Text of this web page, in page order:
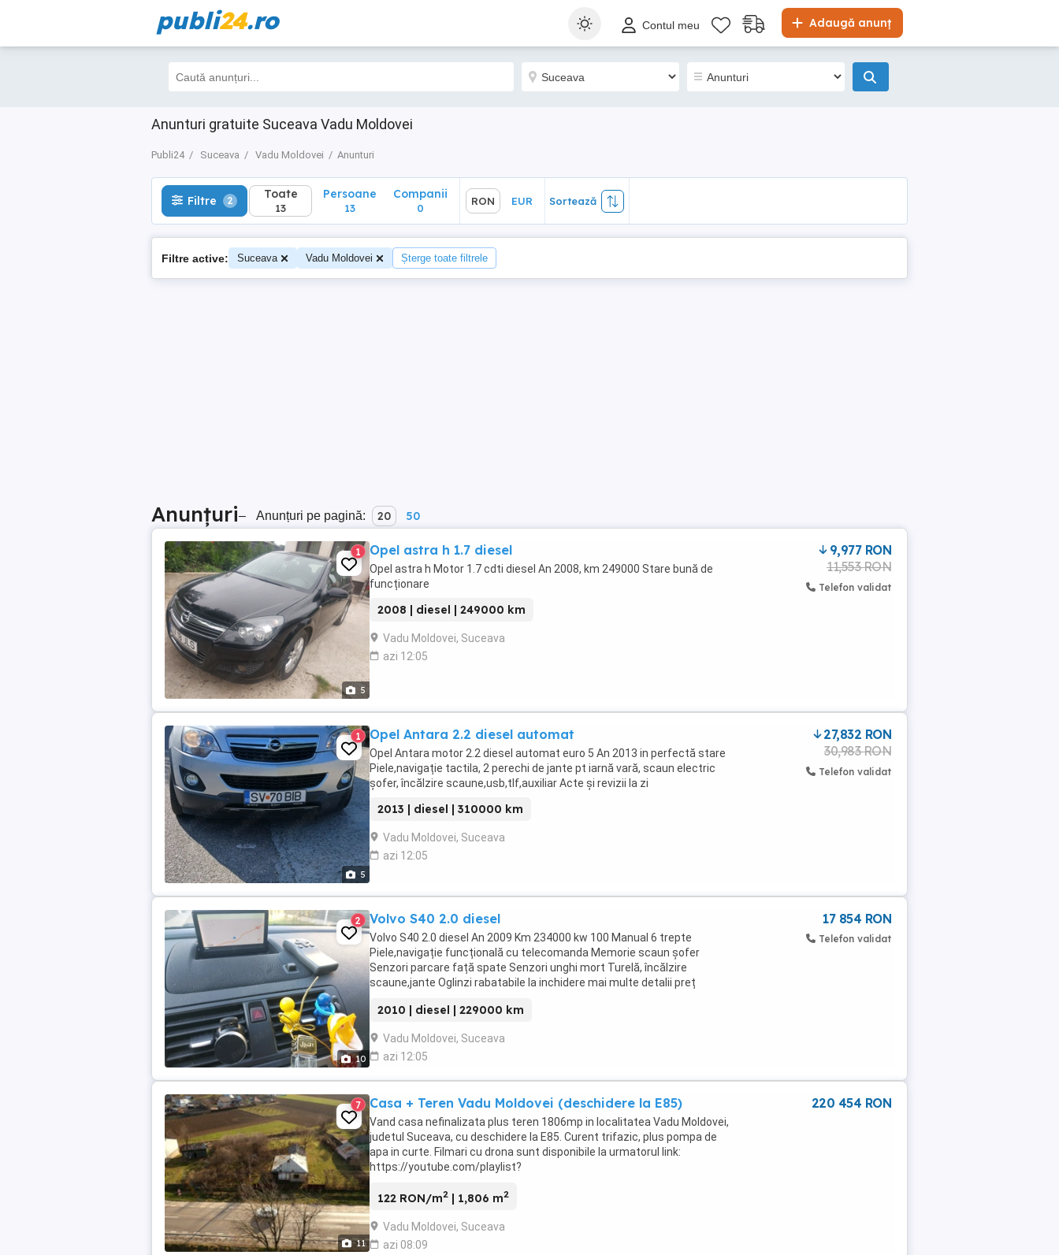
publi24.ro Adaugă anunț
Contul meu
Anunturi gratuite Suceava Vadu Moldovei
Publi24 Suceava Vadu Moldovei Anunturi
Filtre 2 Toate
13
Sortează
Filtre 2 Toate
13
Persoane
13
Companii
0
RON EUR Sortează
Filtre active: Suceava Vadu Moldovei Șterge toate filtrele
Anunțuri– Anunțuri pe pagină: 20 50
5
1 Opel astra h 1.7 diesel
Opel astra h Motor 1.7 cdti diesel An 2008, km 249000 Stare bună de
funcționare
2008 | diesel | 249000 km
Vadu Moldovei, Suceava
azi 12:05
9,977 RON
11,553 RON
Telefon validat
5
1 Opel Antara 2.2 diesel automat
Opel Antara motor 2.2 diesel automat euro 5 An 2013 in perfectă stare
Piele,navigație tactila, 2 perechi de jante pt iarnă vară, scaun electric
șofer, încălzire scaune,usb,tlf,auxiliar Acte și revizii la zi
2013 | diesel | 310000 km
Vadu Moldovei, Suceava
azi 12:05
27,832 RON
30,983 RON
Telefon validat
10
2 Volvo S40 2.0 diesel
Volvo S40 2.0 diesel An 2009 Km 234000 kw 100 Manual 6 trepte
Piele,navigație funcțională cu telecomanda Memorie scaun șofer
Senzori parcare față spate Senzori unghi mort Turelă, încălzire
scaune,jante Oglinzi rabatabile la inchidere mai multe detalii preț
2010 | diesel | 229000 km
Vadu Moldovei, Suceava
azi 12:05
17 854 RON
Telefon validat
11
7 Casa + Teren Vadu Moldovei (deschidere la E85)
Vand casa nefinalizata plus teren 1806mp in localitatea Vadu Moldovei,
judetul Suceava, cu deschidere la E85. Curent trifazic, plus pompa de
apa in curte. Filmari cu drona sunt disponibile la urmatorul link:
https://youtube.com/playlist?
email: ...
122 RON/m2 | 1,806 m2
Vadu Moldovei, Suceava
azi 08:09
220 454 RON